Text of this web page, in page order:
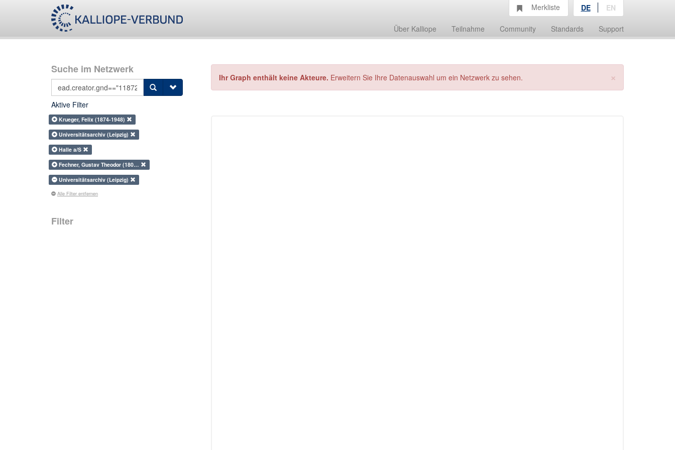
Über Kalliope Teilnahme Community Standards Support
Merkliste DE EN
Suche im Netzwerk
Aktive Filter
Krueger, Felix (1874-1948)
Universitätsarchiv (Leipzig)
Halle a/S
Fechner, Gustav Theodor (180…
Universitätsarchiv (Leipzig)
Alle Filter entfernen
Filter
×
Ihr Graph enthält keine Akteure. Erweitern Sie Ihre Datenauswahl um ein Netzwerk zu sehen.